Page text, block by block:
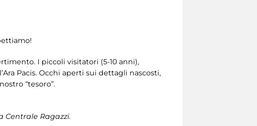
I piccoli visitatori (5-10 anni),
Pacis. Occhi aperti sui dettagli nascosti,
“tesoro”.
Centrale Ragazzi.